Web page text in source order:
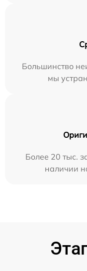
Большинство
мы
Более 20 тыс.
наличии